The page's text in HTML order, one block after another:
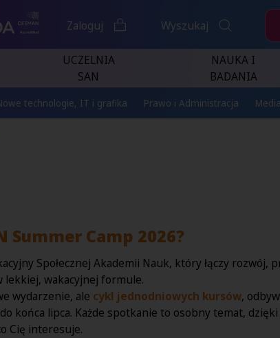
Zaloguj Wyszukaj
UCZELNIA
SAN
NAUKA I
BADANIA
technologie, IT i grafika Prawo i Administracja
Summer Camp 2026?
Społecznej Akademii Nauk, który łączy rozwój,
lekkiej, wakacyjnej formule.
wydarzenie, ale cykl jednodniowych kursów,
końca lipca. Każde spotkanie to osobny temat,
Cię interesuje.